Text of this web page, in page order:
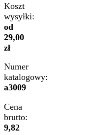
Koszt
wysyłki:
od
29,00
zł
Numer
katalogowy:
a3009
Cena
brutto:
9,82